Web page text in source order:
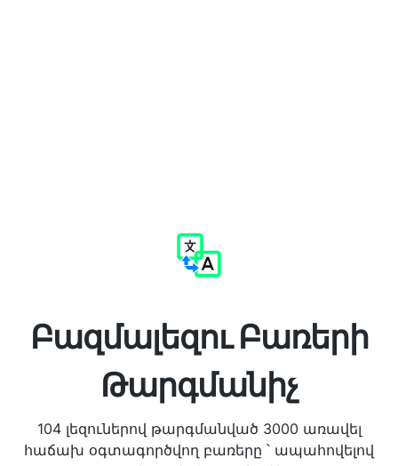
Բազմալեզու Բառերի
Թարգմանիչ
104 լեզուներով թարգմանված 3000 առավել
հաճախ օգտագործվող բառերը ՝ ապահովելով